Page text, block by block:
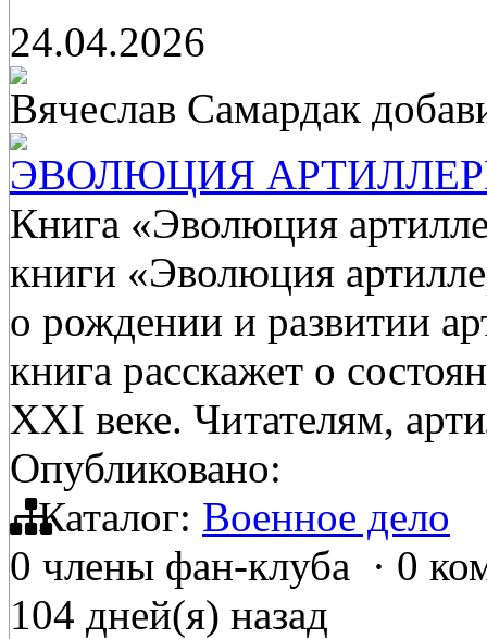
24.04.2026
Вячеслав Самардак
ЭВОЛЮЦИЯ
Книга «Эволюция
книги «Эволюция
о рождении и развитии
книга расскажет о
XXI веке. Читателям,
Опубликовано:
Каталог: Военное дело
0 члены фан-клуба · 0
104 дней(я) назад